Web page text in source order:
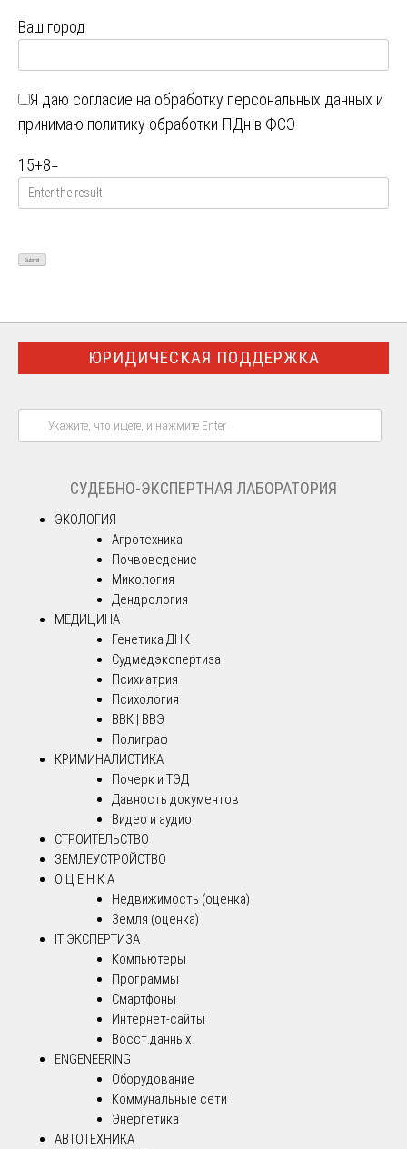
Ваш город
Я даю согласие на обработку персональных данных и
принимаю политику обработки ПДн в ФСЭ
15+8=
ЮРИДИЧЕСКАЯ ПОДДЕРЖКА
СУДЕБНО-ЭКСПЕРТНАЯ ЛАБОРАТОРИЯ
ЭКОЛОГИЯ
Агротехника
Почвоведение
Микология
Дендрология
МЕДИЦИНА
Генетика ДНК
Судмедэкспертиза
Психиатрия
Психология
ВВК | ВВЭ
Полиграф
КРИМИНАЛИСТИКА
Почерк и ТЭД
Давность документов
Видео и аудио
СТРОИТЕЛЬСТВО
ЗЕМЛЕУСТРОЙСТВО
О Ц Е Н К А
Недвижимость (оценка)
Земля (оценка)
IT ЭКСПЕРТИЗА
Компьютеры
Программы
Смартфоны
Интернет-сайты
Восст.данных
ENGENEERING
Оборудование
Коммунальные сети
Энергетика
АВТОТЕХНИКА